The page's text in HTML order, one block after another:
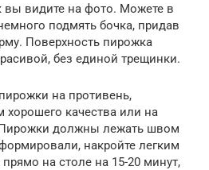
вы видите на фото. Можете в
подмять бочка, придав
Поверхность пирожка
без единой трещинки.
на противень,
качества или на
должны лежать швом
накройте легким
на столе на 15-20 минут,